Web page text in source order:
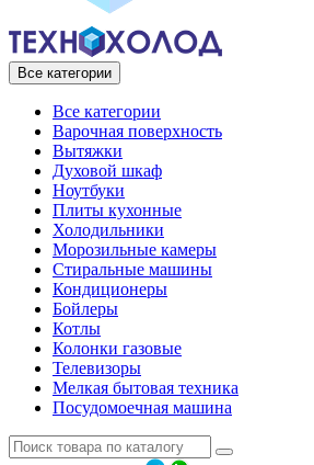
Все категории
Все категории
Варочная поверхность
Вытяжки
Духовой шкаф
Ноутбуки
Плиты кухонные
Холодильники
Морозильные камеры
Стиральные машины
Кондиционеры
Бойлеры
Котлы
Колонки газовые
Телевизоры
Мелкая бытовая техника
Посудомоечная машина